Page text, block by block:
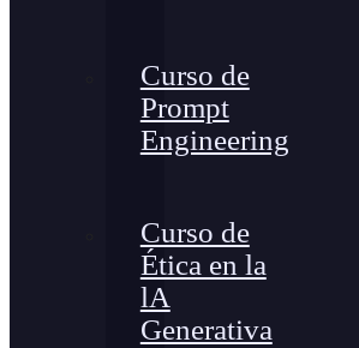
Curso de
Prompt
Engineering
Curso de
Ética en la
lA
Generativa